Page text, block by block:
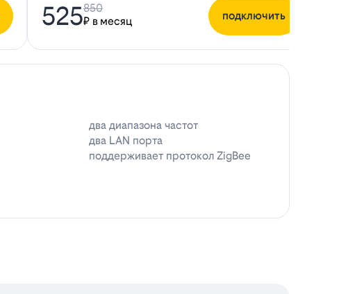
525₽ в месяц
850
подключить
два диапазона частот
два LAN порта
поддерживает протокол ZigBee